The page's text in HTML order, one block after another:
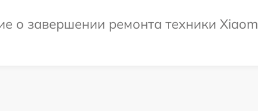
о завершении ремонта техники